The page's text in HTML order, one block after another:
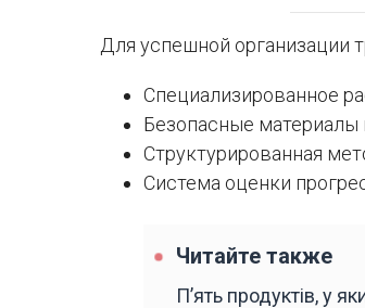
Для успешной организации
Специализированное
Безопасные материалы
Структурированная
Система оценки
Читайте также
П’ять продуктів, у